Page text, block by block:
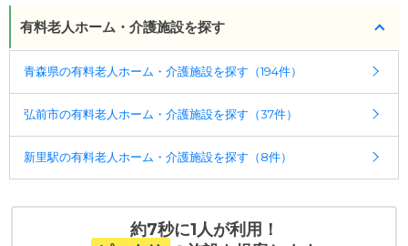
有料老人ホーム・介護施設を探す
青森県の有料老人ホーム・介護施設を探す（194件）
弘前市の有料老人ホーム・介護施設を探す（37件）
新里駅の有料老人ホーム・介護施設を探す（8件）
約7秒に1人が利用！